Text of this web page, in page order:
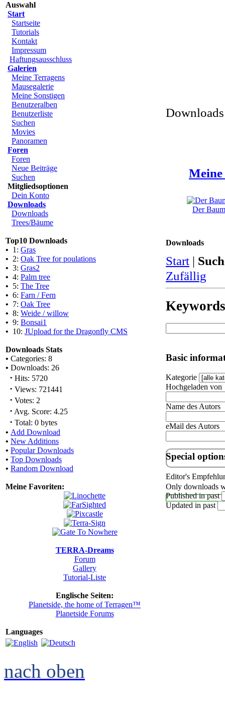
Auswahl
Start
Startseite
Tutorials
Kontakt
Impressum
Haftungsausschluss
Galerien
Meine Terragens
Mausegalerie
Meine Sonstigen
Benutzeralben
Benutzerliste
Suchen
Movies
Panoramen
Foren
Foren
Neue Beiträge
Suchen
Mitgliedsoptionen
Dein Konto
Downloads
Downloads
Trees/Bäume
Top10 Downloads
• 1: Gras
• 2: Oak Tree for poulations
• 3: Gras2
• 4: Palm tree
• 5: The Tree
• 6: Farn / Fern
• 7: Oak Tree
• 8: Weide / willow
• 9: Bonsai1
• 10: JUpload for the Dragonfly CMS
Downloads Stats
• Categories: 8
• Downloads: 26
· Hits: 5720
· Views: 721441
· Votes: 2
· Avg. Score: 4.25
· Total: 0 bytes
• Add Download
• New Additions
• Popular Downloads
• Top Downloads
• Random Download
Meine Favoriten:
TERRA-Dreams
Forum
Gallery
Tutorial-Liste
Englische Seiten:
Planetside, the home of Terragen™
Planetside Forums
Languages
Downloads
Der
Downloads
Start |
Zufällig
Keywords
Basic
Kategorie
Hochgeladen von
Name des Autors
eMail des Autors
Special
Editor's
Only downloads
Published in past
Updated in past
nach oben